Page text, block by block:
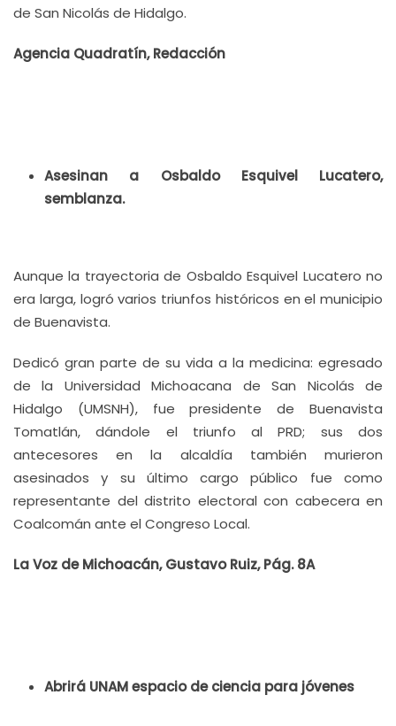
de San Nicolás de Hidalgo.
Agencia Quadratín, Redacción
Asesinan a Osbaldo Esquivel Lucatero,
semblanza.
Aunque la trayectoria de Osbaldo Esquivel Lucatero no
era larga, logró varios triunfos históricos en el municipio
de Buenavista.
Dedicó gran parte de su vida a la medicina: egresado
de la Universidad Michoacana de San Nicolás de
Hidalgo (UMSNH), fue presidente de Buenavista
Tomatlán, dándole el triunfo al PRD; sus dos
antecesores en la alcaldía también murieron
asesinados y su último cargo público fue como
representante del distrito electoral con cabecera en
Coalcomán ante el Congreso Local.
La Voz de Michoacán, Gustavo Ruiz, Pág. 8A
Abrirá UNAM espacio de ciencia para jóvenes